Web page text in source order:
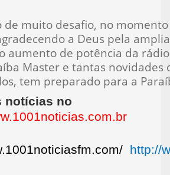
de muito desafio, no
a Deus pela
aumento de potência da
Master e tantas novidades
tem preparado para a
notícias no
http://